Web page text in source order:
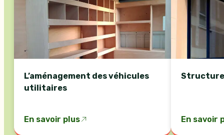
L’aménagement des véhicules
utilitaires
En savoir plus
Structure
En savoir